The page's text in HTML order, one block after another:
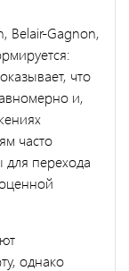
Belair-Gagnon,
что
и,
часто
для перехода
однако